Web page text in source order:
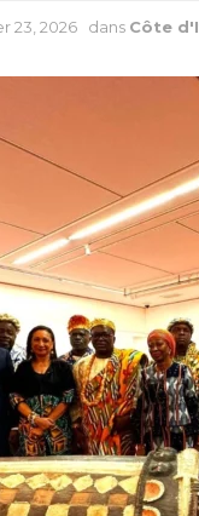
23, 2026 dans Côte